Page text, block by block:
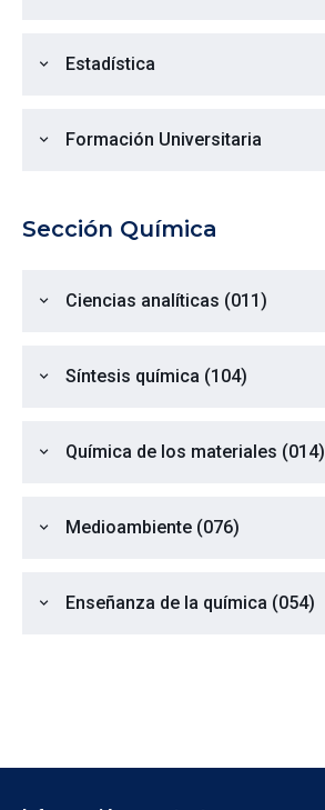
expand_more Estadística
expand_more Formación Universitaria
Sección Química
expand_more Ciencias analíticas (011)
expand_more Síntesis química (104)
expand_more Química de los materiales (014)
expand_more Medioambiente (076)
expand_more Enseñanza de la química (054)